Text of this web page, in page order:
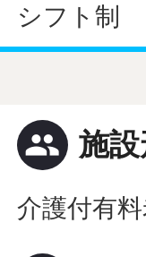
シフト制
people 施
介護付有